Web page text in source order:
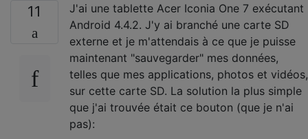
11
J'ai une tablette Acer Iconia One 7 exécutant
Android 4.4.2. J'y ai branché une carte SD
externe et je m'attendais à ce que je puisse
maintenant "sauvegarder" mes données,
telles que mes applications, photos et vidéos,
sur cette carte SD. La solution la plus simple
que j'ai trouvée était ce bouton (que je n'ai
pas):